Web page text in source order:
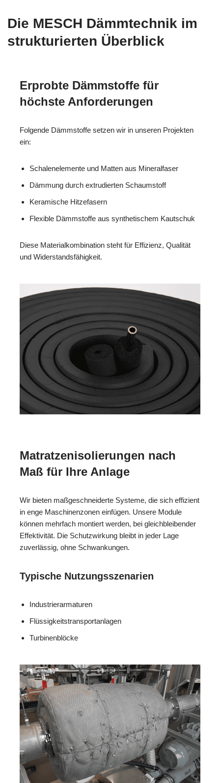
Die MESCH Dämmtechnik im
strukturierten Überblick
Erprobte Dämmstoffe für
höchste Anforderungen
Folgende Dämmstoffe setzen wir in unseren Projekten
ein:
Schalenelemente und Matten aus Mineralfaser
Dämmung durch extrudierten Schaumstoff
Keramische Hitzefasern
Flexible Dämmstoffe aus synthetischem Kautschuk
Diese Materialkombination steht für Effizienz, Qualität
und Widerstandsfähigkeit.
Matratzenisolierungen nach
Maß für Ihre Anlage
Wir bieten maßgeschneiderte Systeme, die sich effizient
in enge Maschinenzonen einfügen. Unsere Module
können mehrfach montiert werden, bei gleichbleibender
Effektivität. Die Schutzwirkung bleibt in jeder Lage
zuverlässig, ohne Schwankungen.
Typische Nutzungsszenarien
Industrierarmaturen
Flüssigkeitstransportanlagen
Turbinenblöcke